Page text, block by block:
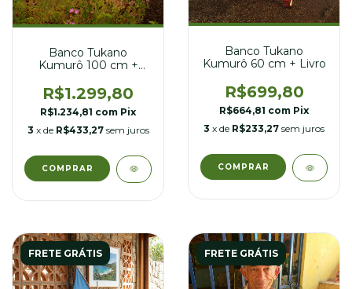
Banco Tukano
Kumurô 100 cm +
R$1.299,80
R$1.234,81 com Pix
3 x de R$433,27 sem juros
Banco Tukano
Kumurô 60 cm + Livro
R$699,80
R$664,81 com Pix
3 x de R$233,27 sem juros
FRETE GRÁTIS FRETE GRÁTIS